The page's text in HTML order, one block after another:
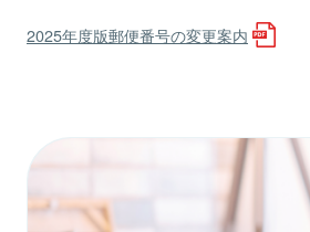
2025年度版郵便番号の変更案内